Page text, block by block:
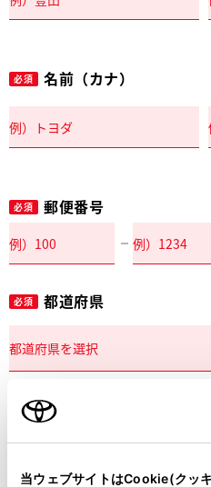
当ウェブサイトはCookie(クッ
必須 名前（カナ）
必須 郵便番号
必須 都道府県
市区町村名